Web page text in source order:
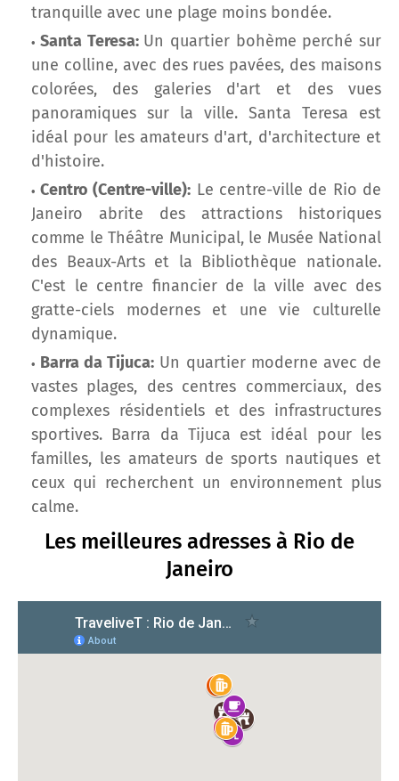
tranquille avec une plage moins bondée.
Santa Teresa: Un quartier bohème perché sur
une colline, avec des rues pavées, des maisons
colorées, des galeries d'art et des vues
panoramiques sur la ville. Santa Teresa est
idéal pour les amateurs d'art, d'architecture et
d'histoire.
Centro (Centre-ville): Le centre-ville de Rio de
Janeiro abrite des attractions historiques
comme le Théâtre Municipal, le Musée National
des Beaux-Arts et la Bibliothèque nationale.
C'est le centre financier de la ville avec des
gratte-ciels modernes et une vie culturelle
dynamique.
Barra da Tijuca: Un quartier moderne avec de
vastes plages, des centres commerciaux, des
complexes résidentiels et des infrastructures
sportives. Barra da Tijuca est idéal pour les
familles, les amateurs de sports nautiques et
ceux qui recherchent un environnement plus
calme.
Les meilleures adresses à Rio de
Janeiro